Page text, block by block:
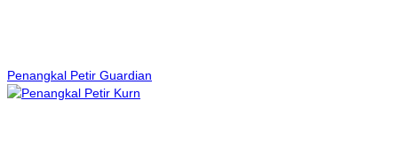
Penangkal Petir Guardian